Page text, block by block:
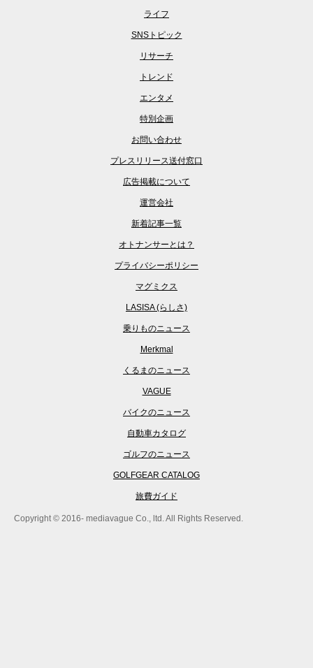
ライフ
SNSトピック
リサーチ
トレンド
エンタメ
特別企画
お問い合わせ
プレスリリース送付窓口
広告掲載について
運営会社
新着記事一覧
オトナンサーとは？
プライバシーポリシー
マグミクス
LASISA (らしさ)
乗りものニュース
Merkmal
くるまのニュース
VAGUE
バイクのニュース
自動車カタログ
ゴルフのニュース
GOLFGEAR CATALOG
旅費ガイド
Copyright © 2016- mediavague Co., ltd. All Rights Reserved.